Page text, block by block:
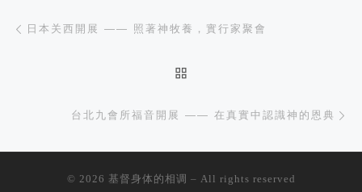
文章导航
日本关西開展 —— 照著神牧養，實行家聚會
台北九會所福音開展 —— 在真實中認識神的恩典
© 2026 基督身体的相调 – All rights reserved